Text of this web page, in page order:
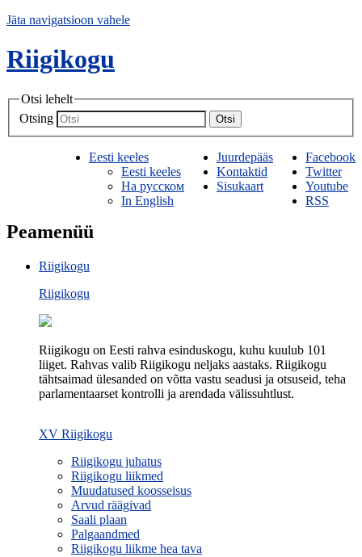
Jäta navigatsioon vahele
Riigikogu
Otsi lehelt
Otsing
Otsi
Facebook
Twitter
Youtube
RSS
Juurdepääs
Kontaktid
Sisukaart
Eesti keeles
Eesti keeles
На русском
In English
Peamenüü
Riigikogu
Riigikogu
Riigikogu on Eesti rahva esinduskogu, kuhu kuulub 101
liiget. Rahvas valib Riigikogu neljaks aastaks. Riigikogu
tähtsaimad ülesanded on võtta vastu seadusi ja otsuseid, teha
parlamentaarset kontrolli ja arendada välissuhtlust.
XV Riigikogu
Riigikogu juhatus
Riigikogu liikmed
Muudatused koosseisus
Arvud räägivad
Saali plaan
Palgaandmed
Riigikogu liikme hea tava